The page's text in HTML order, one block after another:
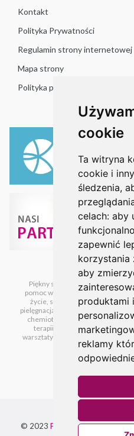
cookie
Ta witryna
cookie i
śledzenia,
celach: aby
zapewnić
korzystania
aby
produktami
reklamy
Kontakt
Polityka Prywatności
Regulamin strony internetowej
Mapa strony
Polityka plików cookies
Piękny sposób na raka, bezpłatne
pomoc w leczeniu raka,pomoc
życie, sposób na raka, warsztaty
pielęgnacja podczas leczenia
chemioterapii
pielęgnacja skóry
terapii melekularnej,
warsztaty z pielęgnacji i makijażu dla
pielęgnacji
© 2023 Fundacja Piękniejsze